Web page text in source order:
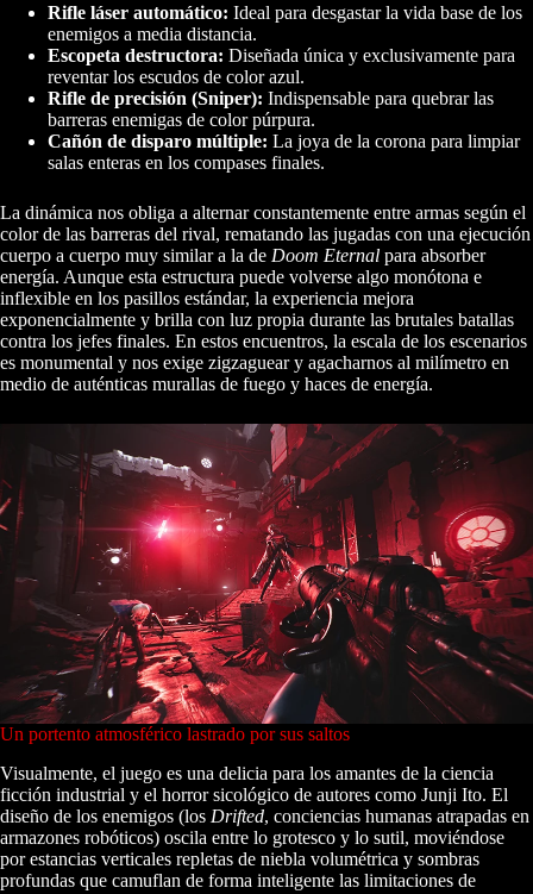
Rifle láser automático: Ideal para desgastar la vida base de los
enemigos a media distancia.
Escopeta destructora: Diseñada única y exclusivamente para
reventar los escudos de color azul.
Rifle de precisión (Sniper): Indispensable para quebrar las
barreras enemigas de color púrpura.
Cañón de disparo múltiple: La joya de la corona para limpiar
salas enteras en los compases finales.
La dinámica nos obliga a alternar constantemente entre armas según el
color de las barreras del rival, rematando las jugadas con una ejecución
cuerpo a cuerpo muy similar a la de Doom Eternal para absorber
energía. Aunque esta estructura puede volverse algo monótona e
inflexible en los pasillos estándar, la experiencia mejora
exponencialmente y brilla con luz propia durante las brutales batallas
contra los jefes finales. En estos encuentros, la escala de los escenarios
es monumental y nos exige zigzaguear y agacharnos al milímetro en
medio de auténticas murallas de fuego y haces de energía.
Un portento atmosférico lastrado por sus saltos
Visualmente, el juego es una delicia para los amantes de la ciencia
ficción industrial y el horror sicológico de autores como Junji Ito. El
diseño de los enemigos (los Drifted, conciencias humanas atrapadas en
armazones robóticos) oscila entre lo grotesco y lo sutil, moviéndose
por estancias verticales repletas de niebla volumétrica y sombras
profundas que camuflan de forma inteligente las limitaciones de